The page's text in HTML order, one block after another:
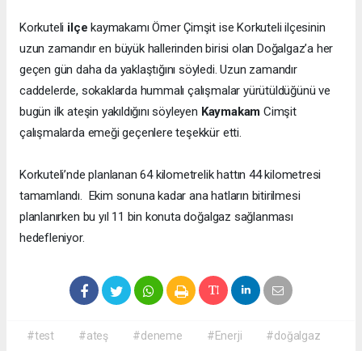
Korkuteli ilçe kaymakamı Ömer Çimşit ise Korkuteli ilçesinin
uzun zamandır en büyük hallerinden birisi olan Doğalgaz’a her
geçen gün daha da yaklaştığını söyledi. Uzun zamandır
caddelerde, sokaklarda hummalı çalışmalar yürütüldüğünü ve
bugün ilk ateşin yakıldığını söyleyen Kaymakam Cimşit
çalışmalarda emeği geçenlere teşekkür etti.
Korkuteli’nde planlanan 64 kilometrelik hattın 44 kilometresi
tamamlandı. Ekim sonuna kadar ana hatların bitirilmesi
planlanırken bu yıl 11 bin konuta doğalgaz sağlanması
hedefleniyor.
#test #ateş #deneme #Enerji #doğalgaz